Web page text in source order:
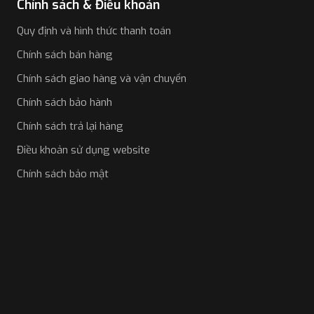
Thảm lót sàn BMW
Bọc vô lăng
Bọc vô lăng giúp tăng cường độ bám mang lại cảm
giác cầm nắm chắc chắn hơn khi lái xe, hơn thế còn bảo
vệ vô lăng khỏi những hao mòn theo thời gian.
Chính sách & Điều khoản
Quy định và hình thức thanh toán
Chính sách bán hàng
Chính sách giao hàng và vận chuyển
Chính sách bảo hành
Chính sách trả lại hàng
Điều khoản sử dụng website
Chính sách bảo mật